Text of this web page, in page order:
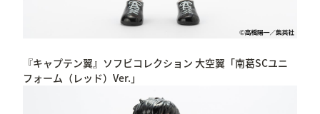
『キャプテン翼』ソフビコレクション 大空翼「南葛SCユニ
フォーム（レッド）Ver.」